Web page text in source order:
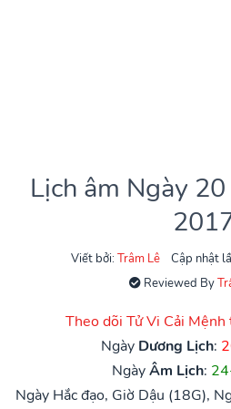
Lịch âm Ngày
Viết bởi: Trâm Lê
Cập nhật
Reviewed By
Theo dõi Tử Vi Cải Mệnh
Ngày Dương Lịch:
NgàyÂm Lịch:
Ngày Hắc đạo, Giờ Dậu (18G),